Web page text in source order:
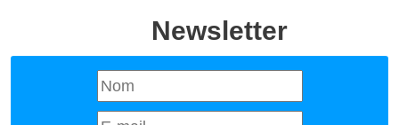
Newsletter